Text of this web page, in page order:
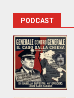
PODCAST